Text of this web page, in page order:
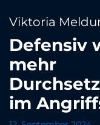
Viktoria
Defensiv
mehr
im